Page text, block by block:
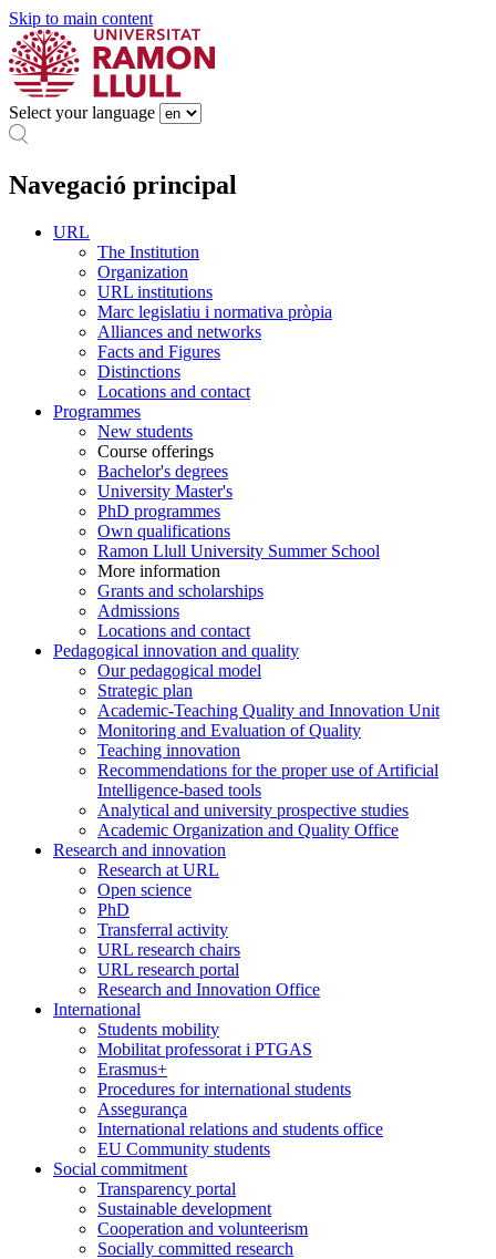
Skip to main content
Select your language
Navegació principal
URL
The Institution
Organization
URL institutions
Marc legislatiu i normativa pròpia
Alliances and networks
Facts and Figures
Distinctions
Locations and contact
Programmes
New students
Course offerings
Bachelor's degrees
University Master's
PhD programmes
Own qualifications
Ramon Llull University Summer School
More information
Grants and scholarships
Admissions
Locations and contact
Pedagogical innovation and quality
Our pedagogical model
Strategic plan
Academic-Teaching Quality and Innovation Unit
Monitoring and Evaluation of Quality
Teaching innovation
Recommendations for the proper use of Artificial
Intelligence-based tools
Analytical and university prospective studies
Academic Organization and Quality Office
Research and innovation
Research at URL
Open science
PhD
Transferral activity
URL research chairs
URL research portal
Research and Innovation Office
International
Students mobility
Mobilitat professorat i PTGAS
Erasmus+
Procedures for international students
Assegurança
International relations and students office
EU Community students
Social commitment
Transparency portal
Sustainable development
Cooperation and volunteerism
Socially committed research